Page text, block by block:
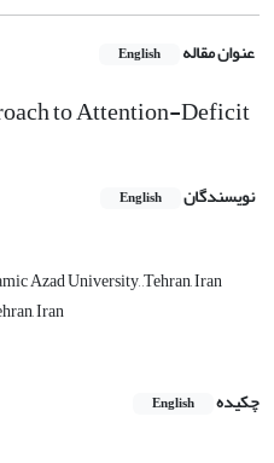
عنوان مقاله English
to Attention-Deficit
نویسندگان English
Azad University, ,Tehran, Iran
Iran
چکیده
English